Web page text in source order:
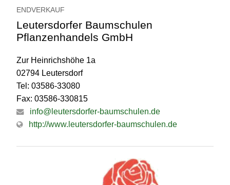
ENDVERKAUF
Leutersdorfer Baumschulen
Pflanzenhandels GmbH
Zur Heinrichshöhe 1a
02794 Leutersdorf
Tel: 03586-33080
Fax: 03586-330815
info@leutersdorfer-baumschulen.de
http://www.leutersdorfer-baumschulen.de